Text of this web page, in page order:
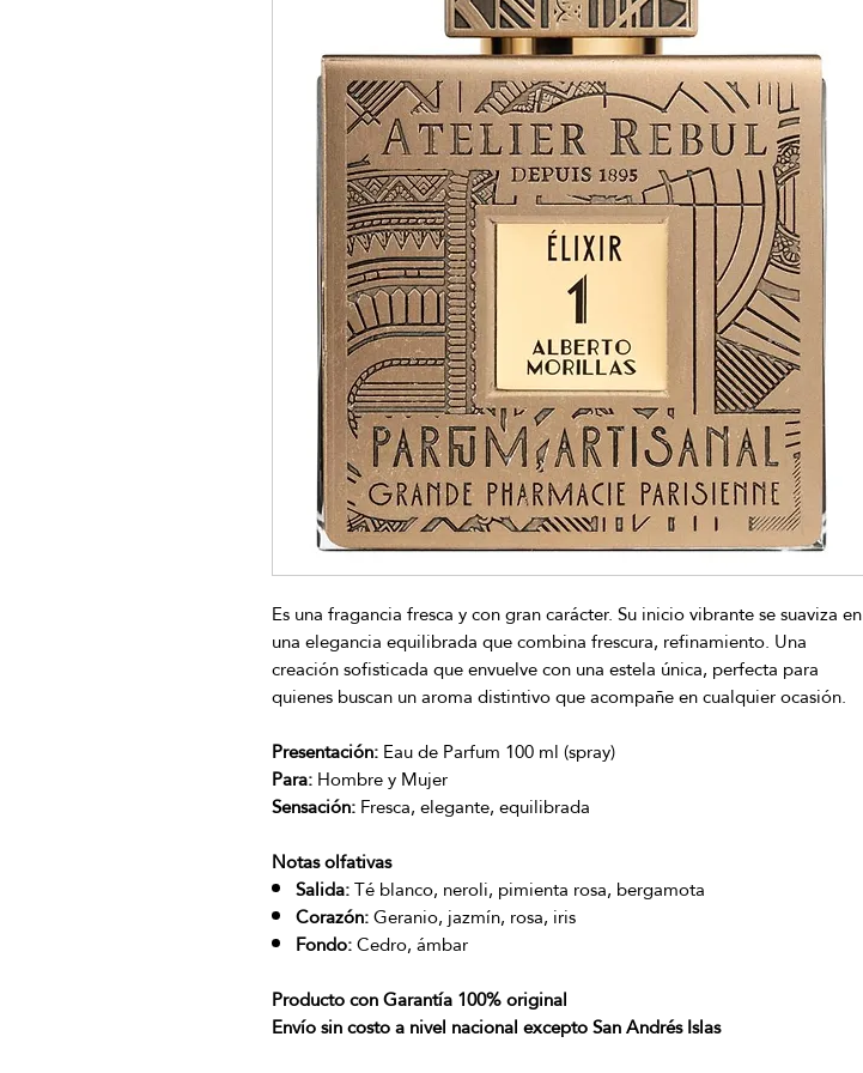
Es una fragancia fresca y con gran carácter. Su inicio vibrante se suaviza en
una elegancia equilibrada que combina frescura, refinamiento. Una
creación sofisticada que envuelve con una estela única, perfecta para
quienes buscan un aroma distintivo que acompañe en cualquier ocasión.
Presentación:Eau de Parfum 100 ml (spray)
Para:Hombre y Mujer
Sensación:Fresca, elegante, equilibrada
Notas olfativas
Salida:Té blanco, neroli, pimienta rosa, bergamota
Corazón:Geranio, jazmín, rosa, iris
Fondo:Cedro, ámbar
Producto con Garantía 100% original
Envío sin costo a nivel nacional excepto San Andrés Islas